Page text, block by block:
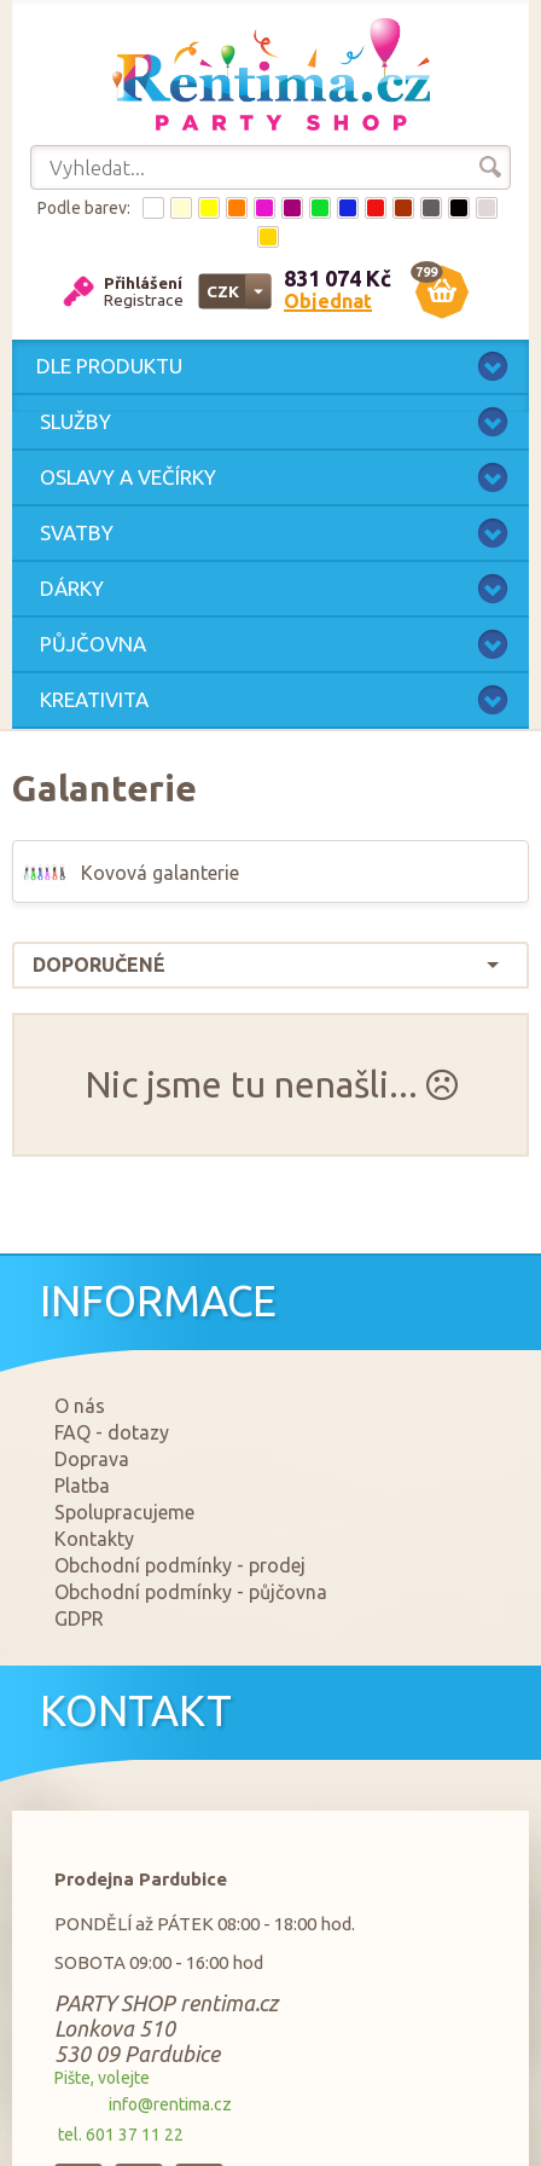
Podle barev:
Přihlášení
Registrace
CZK
831 074 Kč
Objednat
799
DLE PRODUKTU
SLUŽBY
OSLAVY A VEČÍRKY
SVATBY
DÁRKY
PŮJČOVNA
KREATIVITA
Galanterie
Kovová galanterie
DOPORUČENÉ
Nic jsme tu nenašli...
INFORMACE
O nás
FAQ - dotazy
Doprava
Platba
Spolupracujeme
Kontakty
Obchodní podmínky - prodej
Obchodní podmínky - půjčovna
GDPR
KONTAKT
Prodejna Pardubice
PONDĚLÍ až PÁTEK 08:00 - 18:00 hod.
SOBOTA 09:00 - 16:00 hod
PARTY SHOP rentima.cz
Lonkova 510
530 09 Pardubice
Pište, volejte
info@rentima.cz
tel. 601 37 11 22